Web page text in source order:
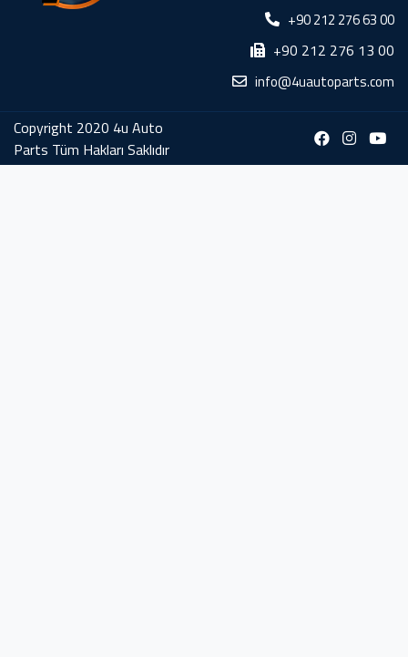
+90 212 276 63 00
+90 212 276 13 00
info@4uautoparts.com
Copyright 2020 4u Auto
Parts Tüm Hakları Saklıdır